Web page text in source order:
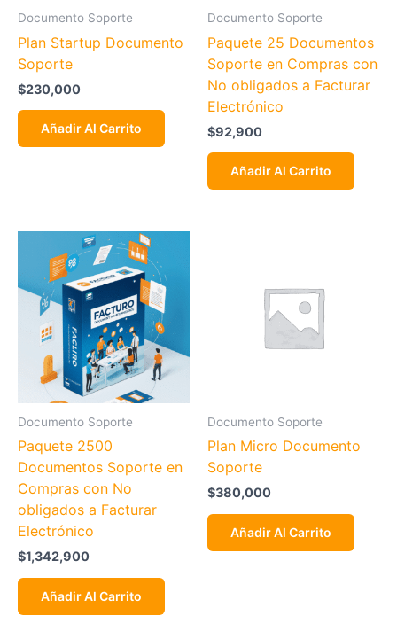
Documento Soporte
Plan Startup Documento
Soporte
$230,000
Añadir Al Carrito
Documento Soporte
Paquete 25 Documentos
Soporte en Compras con
No obligados a Facturar
Electrónico
$92,900
Añadir Al Carrito
Documento Soporte
Paquete 2500
Documentos Soporte en
Compras con No
obligados a Facturar
Electrónico
$1,342,900
Añadir Al Carrito
Documento Soporte
Plan Micro Documento
Soporte
$380,000
Añadir Al Carrito